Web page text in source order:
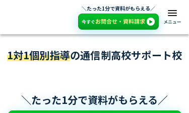
＼たった1分で資料がもらえる／
1対1個別指導の通信制高校サポート校
＼たった1分で資料がもらえる／